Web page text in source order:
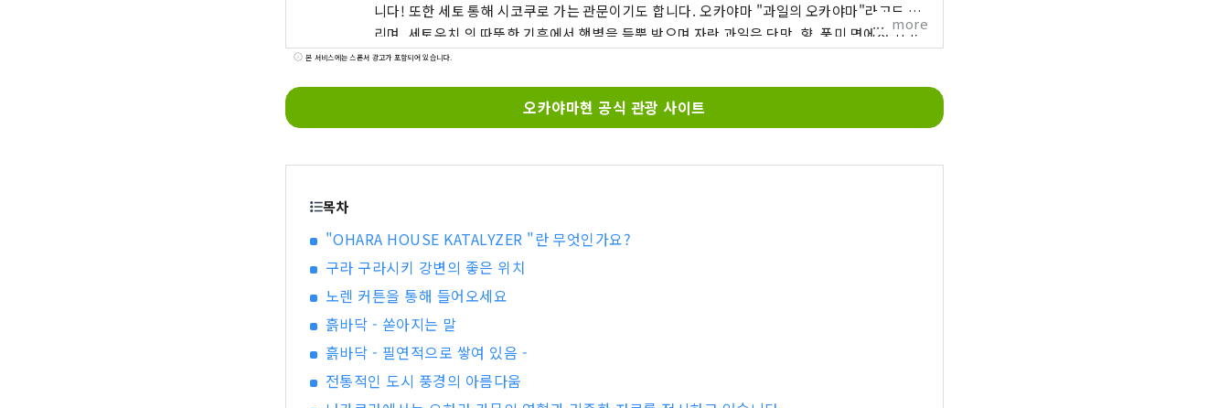
니다! 또한 세토 통해 시코쿠로 가는 관문이기도 합니다. 오카야마 "과일의 오카야마"라고도 불
리며, 세토우치 의 따뜻한 기후에서 햇볕을 듬뿍 받으며 자란 과일은 단맛, 향, 풍미 면에서 최고
품질을 자랑합니다. 백도, 머스캣 포도, 피오네 포도 등 제철 과일을 즐겨보세요! 오카야마 에는
키 미관지구 등 세계적인 관광지가 있습니다!
more
본 서비스에는 스폰서 광고가 포함되어 있습니다.
오카야마현 공식 관광 사이트
목차
"OHARA HOUSE KATALYZER "란 무엇인가요?
구라 구라시키 강변의 좋은 위치
노렌 커튼을 통해 들어오세요
흙바닥 - 쏟아지는 말
흙바닥 - 필연적으로 쌓여 있음 -
전통적인 도시 풍경의 아름다움